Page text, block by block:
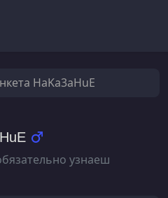
HaKa3aHuE
узнаеш